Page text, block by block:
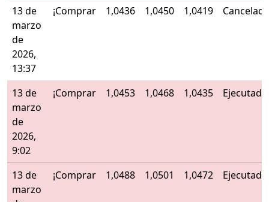
13 de
marzo
de
2026,
13:37
¡Comprar 1,0436 1,0450 1,0419
13 de
marzo
de
2026,
9:02
¡Comprar 1,0453 1,0468 1,0435 Ejecutado
13 de
marzo
¡Comprar 1,0488 1,0501 1,0472 Ejecutado